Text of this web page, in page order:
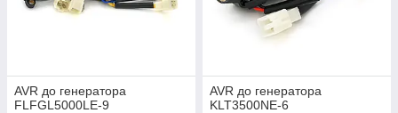
AVR до генератора
FLFGL5000LE-9
AVR до генератора
KLT3500NE-6